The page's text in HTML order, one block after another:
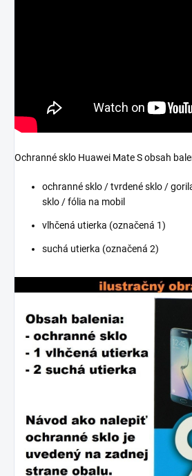
Ochranné sklo Huawei Mate S obsah
ochranné sklo / tvrdené sklo /
sklo / fólia na mobil
vlhčená utierka (označená 1)
suchá utierka (označená 2)